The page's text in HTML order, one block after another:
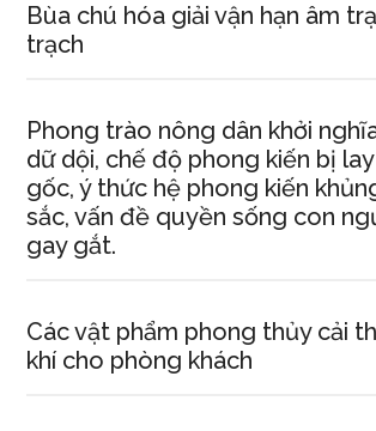
Bùa chú hóa giải vận hạn âm
trạch
Phong trào nông dân khởi
dữ dội, chế độ phong kiến bị
gốc, ý thức hệ phong kiến
sắc, vấn đề quyền sống con
gay gắt.
Các vật phẩm phong thủy cải
khí cho phòng khách